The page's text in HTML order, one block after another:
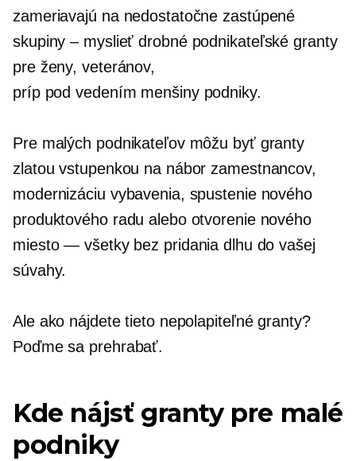
zameriavajú na nedostatočne zastúpené
skupiny – myslieť drobné podnikateľské granty
pre ženy, veteránov,
príp pod vedením menšinypodniky.
Pre malých podnikateľov môžu byť granty
zlatou vstupenkou na nábor zamestnancov,
modernizáciu vybavenia, spustenie nového
produktového radu alebo otvorenie nového
miesto — všetkybez pridania dlhu do vašej
súvahy.
Ale ako nájdete tieto nepolapiteľné granty?
Poďme sa prehrabať.
Kde nájsť granty pre malé
podniky